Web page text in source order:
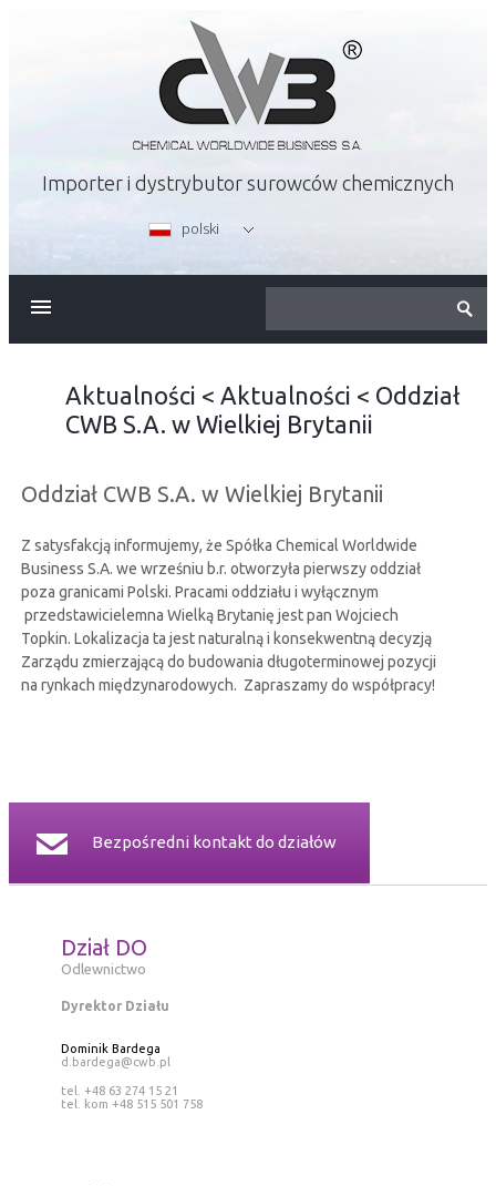
Importer i dystrybutor surowców chemicznych
polski
RELACJE INWESTORSKIE
BEZPIECZEŃSTWO INFORMACJI
Aktualności < Aktualności < Oddział
CWB S.A. w Wielkiej Brytanii
Oddział CWB S.A. w Wielkiej Brytanii
Z satysfakcją informujemy, że Spółka Chemical Worldwide
Business S.A. we wrześniu b.r. otworzyła pierwszy oddział
poza granicami Polski. Pracami oddziału i wyłącznym
przedstawicielemna Wielką Brytanię jest pan Wojciech
Topkin. Lokalizacja ta jest naturalną i konsekwentną decyzją
Zarządu zmierzającą do budowania długoterminowej pozycji
na rynkach międzynarodowych. Zapraszamy do współpracy!
Bezpośredni kontakt do działów
Dział DO
Odlewnictwo
Dyrektor Działu
Dominik Bardega
d.bardega@cwb.pl
tel. +48 63 274 15 21
tel. kom +48 515 501 758